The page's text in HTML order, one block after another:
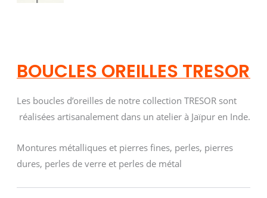
BOUCLES OREILLES TRESOR
Les boucles d’oreilles de notre collection TRESOR sont
réalisées artisanalement dans un atelier à Jaïpur en Inde.
Montures métalliques et pierres fines, perles, pierres
dures, perles de verre et perles de métal